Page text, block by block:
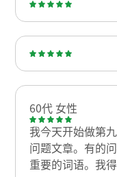
60代 女性
我今天开始做第
问题文章。有的
重要的词语。我